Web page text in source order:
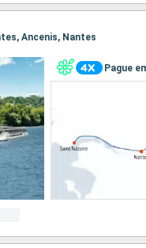
Ancenis, Nantes
Pague